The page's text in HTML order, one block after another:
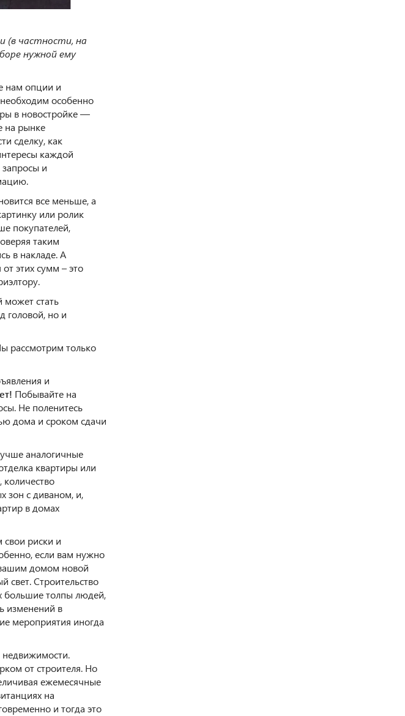
(в частности, на
нужной ему
нам опции и
особенно
в новостройке —
на рынке
сделку, как
каждой
и
все меньше, а
или ролик
покупателей,
таким
в накладе. А
этих сумм – это
может стать
головой, но и
рассмотрим только
и
Побывайте на
Не поленитесь
дома и сроком сдачи
аналогичные
квартиры или
зон с диваном, и,
в домах
свои риски и
если вам нужно
вашим домом новой
свет. Строительство
большие толпы людей,
изменений в
мероприятия иногда
недвижимости.
от строителя. Но
ежемесячные
на
и тогда это